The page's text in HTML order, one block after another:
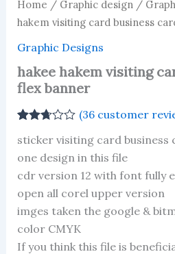
Home / Graphic design/
hakem visiting card business
Graphic Designs
hakee hakem visiting
flex banner
2.71
5
based
customer
ratings
(36 customer
sticker visiting card business
one design in this file
cdr version 12 with font fully
open all corel upper version
imges taken the google &
color CMYK
If you think this file is